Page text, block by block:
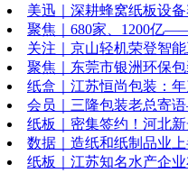
美迅｜深耕蜂窝纸板设
聚焦｜680家、1200亿
关注｜京山轻机荣登智
聚焦｜东莞市银洲环保
纸盒｜江苏恒尚包装：
会员｜三隆包装老总寄
纸板｜密集签约！河北
数据｜造纸和纸制品业
纸板｜江苏知名水产企